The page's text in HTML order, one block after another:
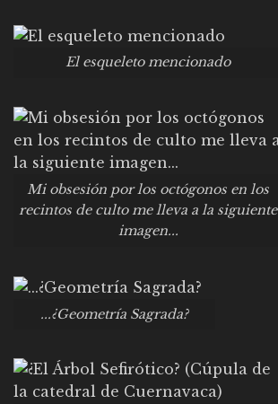
El esqueleto mencionado
Mi obsesión por los octógonos en los
recintos de culto me lleva a la siguiente
imagen...
...¿Geometría Sagrada?